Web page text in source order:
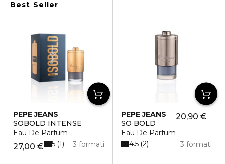
Best Seller
PEPE JEANS
SOBOLD INTENSE
Eau De Parfum
27,00 € 3 formati
5 1
PEPE JEANS
SO BOLD
Eau De Parfum
20,90 €
3 formati
4.5 2